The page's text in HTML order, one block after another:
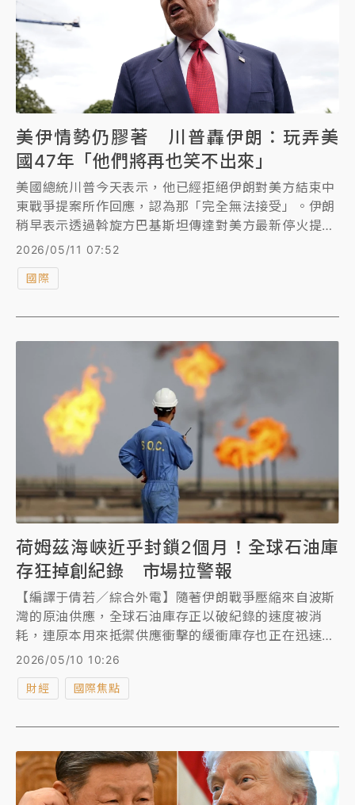
美伊情勢仍膠著 川普轟伊朗：玩弄美
國47年「他們將再也笑不出來」
美國總統川普今天表示，他已經拒絕伊朗對美方結束中
東戰爭提案所作回應，認為那「完全無法接受」。伊朗
稍早表示透過斡旋方巴基斯坦傳達對美方最新停火提案
的回應。
2026/05/11 07:52
國際
荷姆茲海峽近乎封鎖2個月！全球石油庫
存狂掉創紀錄 市場拉警報
【編譯于倩若／綜合外電】隨著伊朗戰爭壓縮來自波斯
灣的原油供應，全球石油庫存正以破紀錄的速度被消
耗，連原本用來抵禦供應衝擊的緩衝庫存也正在迅速縮
水。
2026/05/10 10:26
財經 國際焦點